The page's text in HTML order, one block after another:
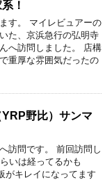
！
す。 マイレビュアーの
た、京浜急行の弘明寺
へ訪問しました。 店構
重厚な雰囲気だったの
野比）サンマ
訪問です。 前回訪問し
いは経ってるかも
がキレイになってます